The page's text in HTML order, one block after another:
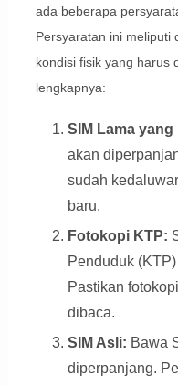
ada beberapa
Persyaratan ini meliputi
kondisi fisik yang harus
lengkapnya:
SIM Lama
akan
sudah
baru.
Fotokopi KTP:
Penduduk
Pastikan
dibaca.
SIM Asli: Bawa
diperpanjang.